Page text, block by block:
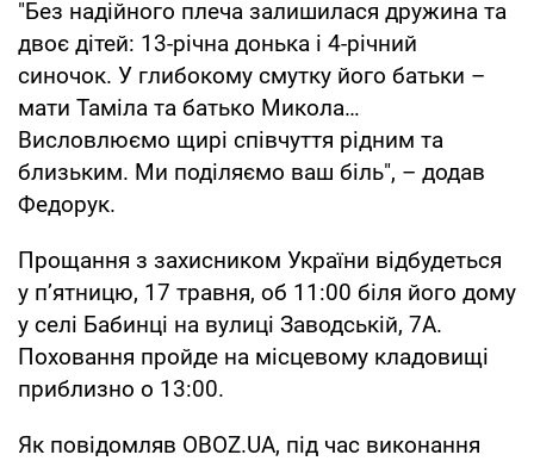
"Без надійного плеча залишилася дружина та
двоє дітей: 13-річна донька і 4-річний
синочок. У глибокому смутку його батьки –
мати Таміла та батько Микола…
Висловлюємо щирі співчуття рідним та
близьким. Ми поділяємо ваш біль", – додав
Федорук.
Прощання з захисником України відбудеться
у п’ятницю, 17 травня, об 11:00 біля його дому
у селі Бабинці на вулиці Заводській, 7А.
Поховання пройде на місцевому кладовищі
приблизно о 13:00.
Як повідомляв OBOZ.UA, під час виконання